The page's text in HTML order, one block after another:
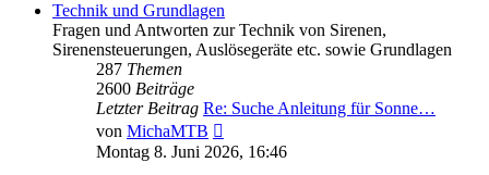
Technik und Grundlagen
Fragen und Antworten zur Technik von Sirenen,
Sirenensteuerungen, Auslösegeräte etc. sowie Grundlagen
287 Themen
2600 Beiträge
Letzter Beitrag Re: Suche Anleitung für Sonne…
von MichaMTB
Beitrag
Montag 8. Juni 2026, 16:46